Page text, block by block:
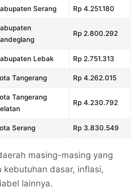
Serang Rp 4.251.180
Rp 2.800.292
Lebak Rp 2.751.313
Tangerang Rp 4.262.015
Tangerang
Rp 4.230.792
Serang Rp 3.830.549
masing-masing yang
kebutuhan dasar, inflasi,
lainnya.